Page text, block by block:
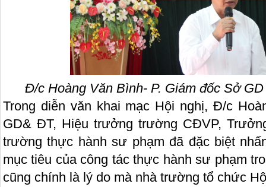
Đ/c Hoàng Văn Bình- P. Giám đốc Sở
Trong diễn văn khai mạc Hội nghị, Đ/c
GD& ĐT, Hiệu trưởng trường CĐVP,
trường thực hành sư phạm đã đặc biệt
mục tiêu của công tác thực hành sư phạm
cũng chính là lý do mà nhà trường tổ chức